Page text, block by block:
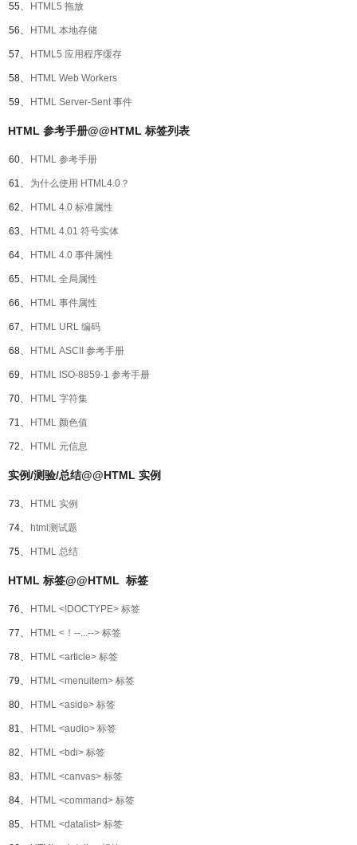
55、 HTML5 拖放
56、 HTML 本地存储
57、 HTML5 应用程序缓存
58、 HTML Web Workers
59、 HTML Server-Sent 事件
HTML 参考手册@@HTML 标签列表
60、 HTML 参考手册
61、 为什么使用 HTML4.0？
62、 HTML 4.0 标准属性
63、 HTML 4.01 符号实体
64、 HTML 4.0 事件属性
65、 HTML 全局属性
66、 HTML 事件属性
67、 HTML URL 编码
68、 HTML ASCII 参考手册
69、 HTML ISO-8859-1 参考手册
70、 HTML 字符集
71、 HTML 颜色值
72、 HTML 元信息
实例/测验/总结@@HTML 实例
73、 HTML 实例
74、 html测试题
75、 HTML 总结
HTML 标签@@HTML 标签
76、 HTML <!DOCTYPE> 标签
77、 HTML <！--...--> 标签
78、 HTML <article> 标签
79、 HTML <menuitem> 标签
80、 HTML <aside> 标签
81、 HTML <audio> 标签
82、 HTML <bdi> 标签
83、 HTML <canvas> 标签
84、 HTML <command> 标签
85、 HTML <datalist> 标签